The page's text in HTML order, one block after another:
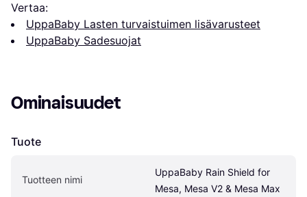
Vertaa:
UppaBaby Lasten turvaistuimen lisävarusteet
UppaBaby Sadesuojat
Ominaisuudet
Tuote
Tuotteen nimi
UppaBaby Rain Shield for
Mesa, Mesa V2 & Mesa Max